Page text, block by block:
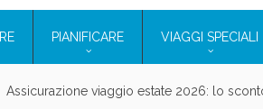
PIANIFICARE VIAGGI SPECIALI
Cosmetici solidi in viaggio: i prodotti che